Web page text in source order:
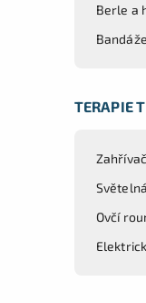
Berle a
TERAPIE
Ovčí